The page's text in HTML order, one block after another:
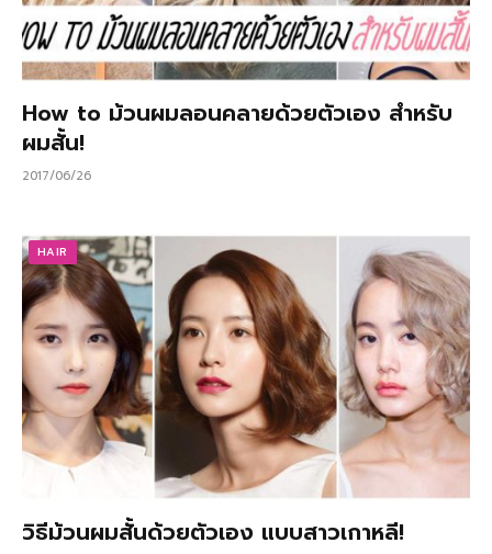
How to ม้วนผมลอนคลายด้วยตัวเอง สำหรับ
ผมสั้น!
2017/06/26
HAIR
วิธีม้วนผมสั้นด้วยตัวเอง แบบสาวเกาหลี!